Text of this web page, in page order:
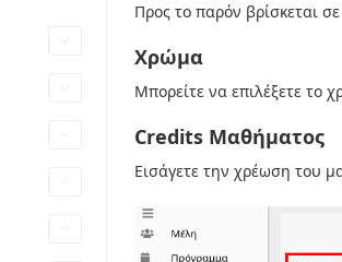
Προς το παρόν βρίσκεται
Χρώμα
Μπορείτε να επιλέξετε το
Credits Μαθήματος
Εισάγετε την χρέωση του